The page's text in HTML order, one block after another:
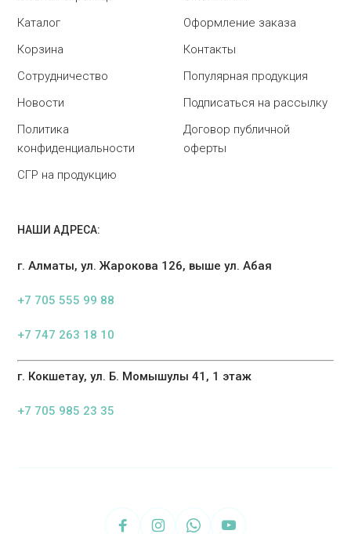
Каталог
Оформление заказа
Корзина
Контакты
Сотрудничество
Популярная продукция
Новости
Подписаться на рассылку
Политика
конфиденциальности
Договор публичной
оферты
СГР на продукцию
НАШИ АДРЕСА:
г. Алматы, ул. Жарокова 126, выше ул. Абая
+7 705 555 99 88
+7 747 263 18 10
г. Кокшетау, ул. Б. Момышулы 41, 1 этаж
+7 705 985 23 35